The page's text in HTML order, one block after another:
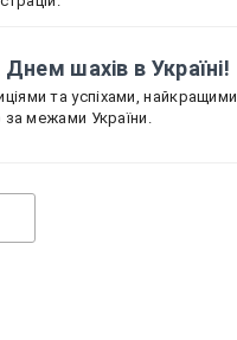
шахів в Україні!
та успіхами, найкращими
за межами України.